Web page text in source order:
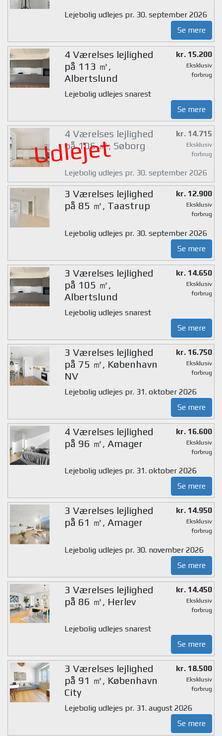
Lejebolig udlejes pr. 30. september 2026
Se mere
4 Værelses lejlighed
på 113 ㎡,
Albertslund
kr. 15.200
Eksklusiv
forbrug
Lejebolig udlejes snarest
Se mere
Udlejet
4 Værelses lejlighed
på 106 ㎡, Søborg
kr. 14.715
Eksklusiv
forbrug
Lejebolig udlejes pr. 30. september 2026
3 Værelses lejlighed
på 85 ㎡, Taastrup
kr. 12.900
Eksklusiv
forbrug
Lejebolig udlejes pr. 30. september 2026
Se mere
3 Værelses lejlighed
på 105 ㎡,
Albertslund
kr. 14.650
Eksklusiv
forbrug
Lejebolig udlejes snarest
Se mere
3 Værelses lejlighed
på 75 ㎡, København
NV
kr. 16.750
Eksklusiv
forbrug
Lejebolig udlejes pr. 31. oktober 2026
Se mere
4 Værelses lejlighed
på 96 ㎡, Amager
kr. 16.600
Eksklusiv
forbrug
Lejebolig udlejes pr. 31. oktober 2026
Se mere
3 Værelses lejlighed
på 61 ㎡, Amager
kr. 14.950
Eksklusiv
forbrug
Lejebolig udlejes pr. 30. november 2026
Se mere
3 Værelses lejlighed
på 86 ㎡, Herlev
kr. 14.450
Eksklusiv
forbrug
Lejebolig udlejes snarest
Se mere
3 Værelses lejlighed
på 91 ㎡, København
City
kr. 18.500
Eksklusiv
forbrug
Lejebolig udlejes pr. 31. august 2026
Se mere